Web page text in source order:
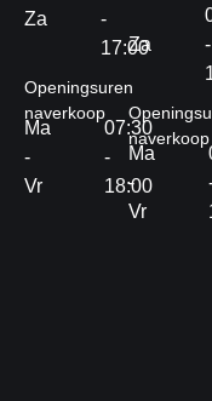
Za
-
17:00
Openingsuren
naverkoop
Ma
-
Vr
07:30
-
18:00
Za
-
naverkoop
Ma
-
Vr